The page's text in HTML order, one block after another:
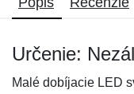
Určenie:
Malé dobíjacie LED